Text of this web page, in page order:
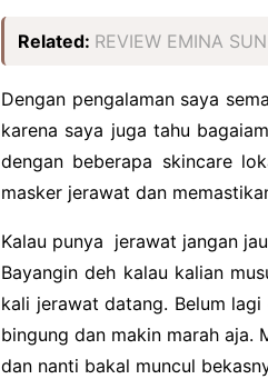
Related: REVIEW EMINA
Dengan pengalaman saya
karena saya juga tahu
dengan beberapa skincare
masker jerawat dan
Kalau punya jerawat jangan
Bayangin deh kalau kalian
kali jerawat datang. Belum
bingung dan makin marah aja.
dan nanti bakal muncul